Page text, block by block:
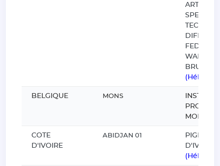
ARTS DU
BELGIQUE MONS
INSTITUT
MONS-
COTE
D'IVOIRE
ABIDJAN 01
PIGIER
D'IVOIRE